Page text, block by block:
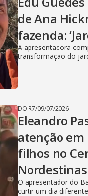
i
d
e
o
de Ana
fazenda:
A apresentadora
transformação do
DO R7/09/07/2026
Eleandro
atenção em
filhos no
Nordestinas:
O apresentador do
curtir um dia